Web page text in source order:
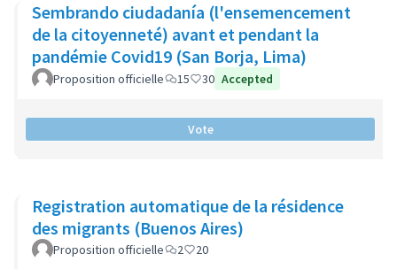
Sembrando ciudadanía (l'ensemencement
de la citoyenneté) avant et pendant la
pandémie Covid19 (San Borja, Lima)
Proposition officielle 15 30 Accepted
Vote
Registration automatique de la résidence
des migrants (Buenos Aires)
Proposition officielle 2 20